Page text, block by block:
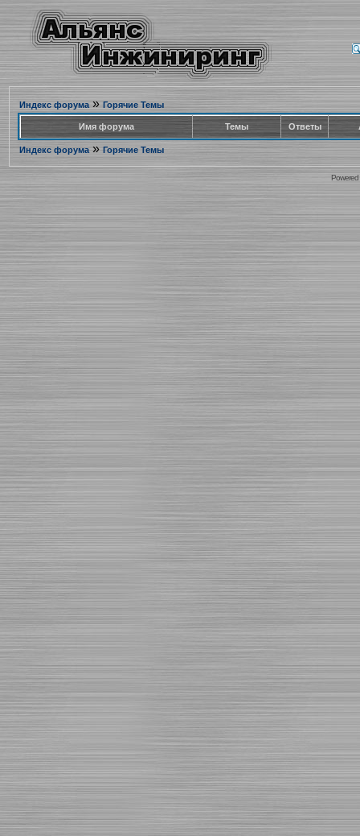
Индекс форума» Горячие Темы
Имя форума Темы Ответы
Индекс форума» Горячие Темы